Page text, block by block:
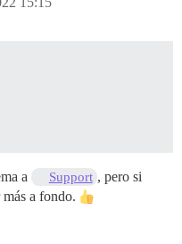
a Support , pero si
a fondo.